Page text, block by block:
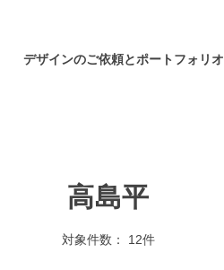
デザインのご依頼とポートフォリオ
高島平
対象件数： 12件